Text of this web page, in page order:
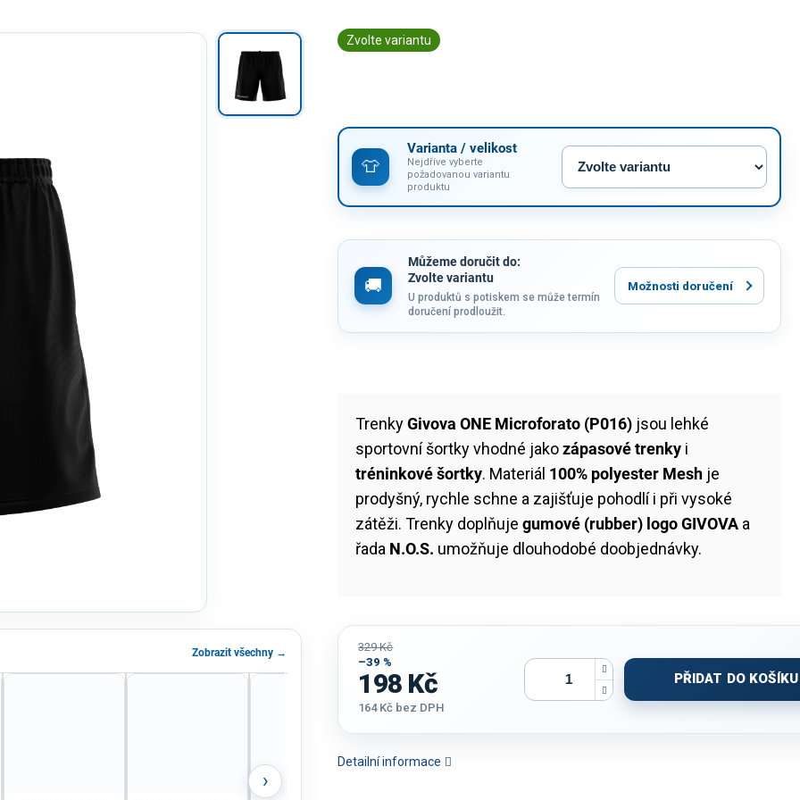
Zobrazit všechny →
›
Zvolte variantu
Varianta / velikost
Nejdříve vyberte
požadovanou variantu
produktu
Můžeme doručit do:
Zvolte variantu
U produktů s potiskem se může termín
doručení prodloužit.
Možnosti doručení
TrenkyGivova ONE Microforato (P016) jsou lehké
sportovní šortky vhodné jakozápasové trenky i
tréninkové šortky. Materiál 100% polyester Mesh je
prodyšný, rychle schne a zajišťuje pohodlí i při vysoké
zátěži. Trenky doplňujegumové (rubber) logo GIVOVA a
řada N.O.S. umožňuje dlouhodobé doobjednávky.
Detailní informace
329 Kč
–39 %
198 Kč
164 Kč bez DPH
PŘIDAT DO KOŠÍKU